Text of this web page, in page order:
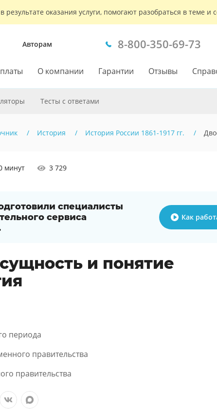
результате оказания услуги, помогают разобраться в
Авторам 8-800-350-69-73
О компании Гарантии Отзывы
Тесты с ответами
История История России 1861-1917 гг.
минут 3 729
специалисты
сервиса
Как
и понятие
периода
правительства
правительства